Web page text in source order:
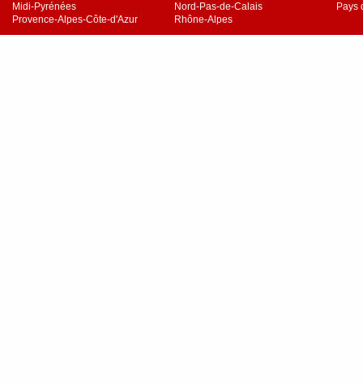
Midi-Pyrénées
Nord-Pas-de-Calais
Pays
Provence-Alpes-Côte-d'Azur
Rhône-Alpes